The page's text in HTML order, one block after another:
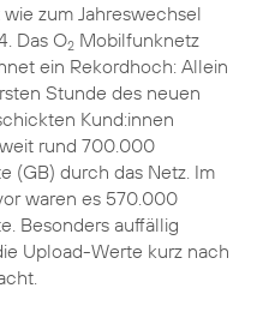
zum Jahreswechsel
Das O2Mobilfunknetz
ein Rekordhoch: Allein
Stunde des neuen
Kund:innen
rund 700.000
(GB) durch das Netz. Im
waren es 570.000
Besonders auffällig
Upload-Werte kurz nach